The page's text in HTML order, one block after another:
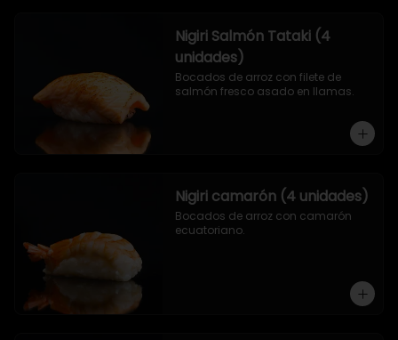
Nigiri Salmón Tataki (4
unidades)
Bocados de arroz con filete de
salmón fresco asado en llamas.
Nigiri camarón (4 unidades)
Bocados de arroz con camarón
ecuatoriano.